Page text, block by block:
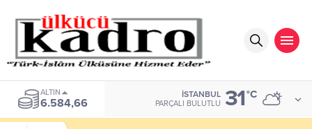
ALTIN
6.584,66
İSTANBUL
PARÇALI BULUTLU 31°C